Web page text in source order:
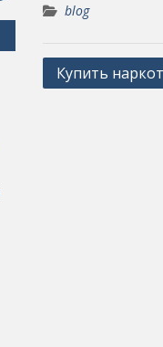
blog
Post
Купить